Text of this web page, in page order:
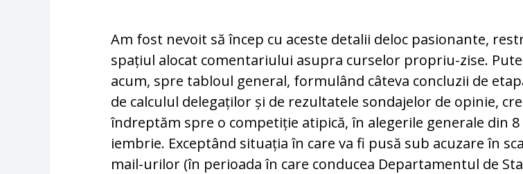
Am fost nevoit să încep cu aceste detalii deloc pa­sio­nante,
spațiul alocat comentariului asu­pra curselor propriu-zise.
acum, spre ta­bloul general, formulând câteva concluzii de
de calculul de­le­ga­ților și de rezultatele son­da­jelor de opinie,
îndreptăm spre o com­pe­ti­ție atipică, în alegerile generale din
iembrie. Exceptând situația în care va fi pu­să sub acuzare în
mail-uri­lor (în perioada în care conducea De­par­ta­mentul de